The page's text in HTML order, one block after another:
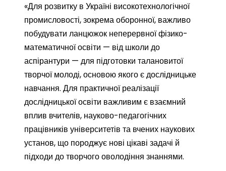
«Для розвитку в Україні високотехнологічної
промисловості, зокрема оборонної, важливо
побудувати ланцюжок неперервної фізико-
математичної освіти — від школи до
аспірантури — для підготовки талановитої
творчої молоді, основою якого є дослідницьке
навчання. Для практичної реалізації
дослідницької освіти важливим є взаємний
вплив вчителів, науково-педагогічних
працівників університетів та вчених наукових
установ, що породжує нові цікаві задачі й
підходи до творчого оволодіння знаннями.